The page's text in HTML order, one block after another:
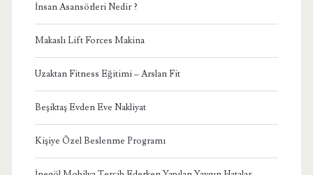
İnsan Asansörleri Nedir ?
Makaslı Lift Forces Makina
Uzaktan Fitness Eğitimi – Arslan Fit
Beşiktaş Evden Eve Nakliyat
Kişiye Özel Beslenme Programı